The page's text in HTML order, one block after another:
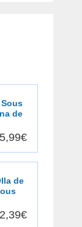
Sous
de
de